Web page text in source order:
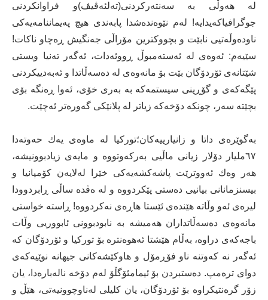
لە هەوڵی بە سەنتەرکردنی(تەلئەڤیڤ)و فراوانکردنی
جوگرافیاکەیدایە! لەم نێوەندەشدا پابەندی هیچ پەیماننامەیەکی
ناودەوڵەتیی نابێت و بچووکترین مۆراڵی جەنگیش ڕەچاو ناکات!
سێیەم: ئەوەی لە ئەستەمبوڵ ڕووئەدات، ئەگەر تەنیا ویستی
شێتانەی ئۆردۆگان بێت بۆ مانەوەی لە دەسەڵاتدا و ئەبەدییکردنی
پێگەکەی و گۆڕینی سیستمەکە بە بەری خۆی، ئەوا ڕەنگە بۆی
بچێتە سەر، چونکە دۆخەکە زیاتر لە پلانێکی گەورەتر ئەچێت.
بەگوێرەی داتا و زانیارییەکان؛تورکیا لە ماوەی یەك حەوتەدا
٦۷ملیار دۆلار زیانی ماڵیی بەرکەوتووە و مایەی زیادبوونیشە،
هەر وەك ئەووترێت پاشەکشەیەکی خێرا لەلایەن کۆمپانیا و
بیسنزمانانی بیانیی دەستی پێکردووە و لە ەڤدە ساڵی ڕابردوودا
لیرەی ئەو وڵاتە هێندەی ئێستا هاڕەی نەکردووە! ڕاستە خواستی
مانەوەی دەسەڵاتداران هەمیشە بە نابودبوونی ئابووریی وڵات
باجەکەی دراوە، بەڵام هێشتا ئەهوەنترە بۆ تورکیا و ئۆردۆگان کە
ئەگەر نە کەوتنە ناو فۆڕمۆل و هاوکێشەکانی جیهانە نوێیەکەی
دوای ترەمپ. دەستبردن بۆ ئیمامئۆگڵۆ لەم دۆخە نالەبارەدا، یان
زۆر گرەنتیکراوە بۆ ئۆردۆگان، یان کلیلی لەناوچوونیەتی، هێڵ و